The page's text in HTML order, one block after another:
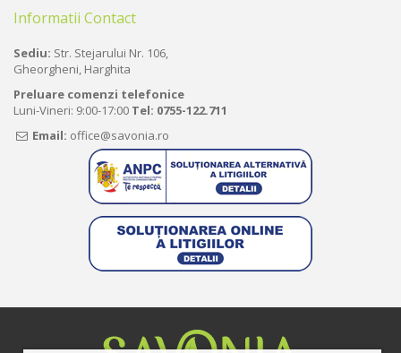
Informatii Contact
Sediu: Str. Stejarului Nr. 106,
Gheorgheni, Harghita
Preluare comenzi telefonice
Luni-Vineri: 9:00-17:00 Tel: 0755-122.711
Email: office@savonia.ro